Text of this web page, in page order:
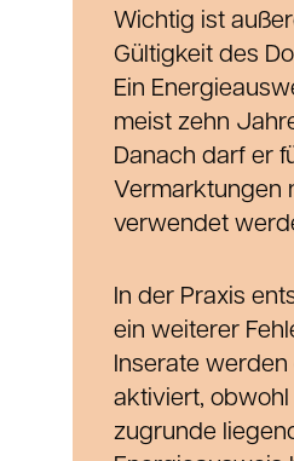
Wichtig ist
Gültigkeit des
Ein
meist zehn
Danach darf er
Vermarktungen
verwendet
In der Praxis
ein weiterer
Inserate
aktiviert,
zugrunde